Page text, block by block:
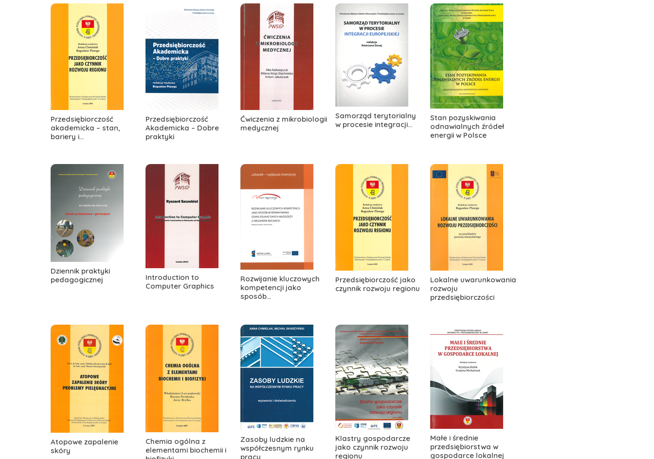
Przedsiębiorczość
akademicka – stan,
bariery i...
Przedsiębiorczość
Akademicka – Dobre
praktyki
Ćwiczenia z mikrobiologii
medycznej
Samorząd terytorialny
w procesie integracji...
Stan pozyskiwania
odnawialnych źródeł
energii w Polsce
Dziennik praktyki
pedagogicznej
Introduction to
Computer Graphics
Rozwijanie kluczowych
kompetencji jako
sposób...
Przedsiębiorczość jako
czynnik rozwoju regionu
Lokalne uwarunkowania
rozwoju
przedsiębiorczości
Atopowe zapalenie
skóry
Chemia ogólna z
elementami biochemii i
Zasoby ludzkie na
współczesnym rynku
pracy
Klastry gospodarcze
jako czynnik rozwoju
regionu
Małe i średnie
przedsiębiorstwa w
gospodarce lokalnej